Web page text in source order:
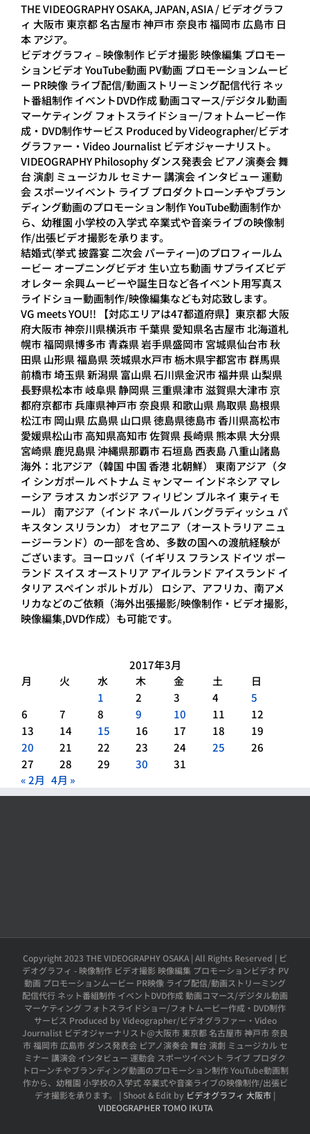
THE VIDEOGRAPHY OSAKA, JAPAN, ASIA / ビデオグラフ
ィ 大阪市 東京都 名古屋市 神戸市 奈良市 福岡市 広島市 日
本 アジア。
ビデオグラフィ – 映像制作 ビデオ撮影 映像編集 プロモー
ションビデオ YouTube動画 PV動画 プロモーションムービ
ー PR映像 ライブ配信/動画ストリーミング配信代行 ネッ
ト番組制作 イベントDVD作成 動画コマース/デジタル動画
マーケティング フォトスライドショー/フォトムービー作
成・DVD制作サービス Produced by Videographer/ビデオ
グラファー・Video Journalist ビデオジャーナリスト。
VIDEOGRAPHY Philosophy ダンス発表会 ピアノ演奏会 舞
台 演劇 ミュージカル セミナー 講演会 インタビュー 運動
会 スポーツイベント ライブ プロダクトローンチやブラン
ディング動画のプロモーション制作 YouTube動画制作か
ら、幼稚園 小学校の入学式 卒業式や音楽ライブの映像制
作/出張ビデオ撮影を承ります。
結婚式(挙式 披露宴 二次会 パーティー)のプロフィールム
ービー オープニングビデオ 生い立ち動画 サプライズビデ
オレター 余興ムービーや誕生日など各イベント用写真ス
ライドショー動画制作/映像編集なども対応致します。
VG meets YOU!! 【対応エリアは47都道府県】東京都 大阪
府大阪市 神奈川県横浜市 千葉県 愛知県名古屋市 北海道札
幌市 福岡県博多市 青森県 岩手県盛岡市 宮城県仙台市 秋
田県 山形県 福島県 茨城県水戸市 栃木県宇都宮市 群馬県
前橋市 埼玉県 新潟県 富山県 石川県金沢市 福井県 山梨県
長野県松本市 岐阜県 静岡県 三重県津市 滋賀県大津市 京
都府京都市 兵庫県神戸市 奈良県 和歌山県 鳥取県 島根県
松江市 岡山県 広島県 山口県 徳島県徳島市 香川県高松市
愛媛県松山市 高知県高知市 佐賀県 長崎県 熊本県 大分県
宮崎県 鹿児島県 沖縄県那覇市 石垣島 西表島 八重山諸島
海外：北アジア（韓国 中国 香港 北朝鮮） 東南アジア（タ
イ シンガポール ベトナム ミャンマー インドネシア マレ
ーシア ラオス カンボジア フィリピン ブルネイ 東ティモ
ール） 南アジア（インド ネパール バングラディッシュ パ
キスタン スリランカ） オセアニア（オーストラリア ニュ
ージーランド）の一部を含め、多数の国への渡航経験が
ございます。ヨーロッパ（イギリス フランス ドイツ ポー
ランド スイス オーストリア アイルランド アイスランド イ
タリア スペイン ポルトガル） ロシア、アフリカ、南アメ
リカなどのご依頼（海外出張撮影/映像制作・ビデオ撮影,
映像編集,DVD作成）も可能です。
2017年3月
月
火 水 木 金 土
日
1
2 3 4
5
6
7 8 9 10 11
12
13
14 15 16 17 18
19
20
21 22 23 24 25
26
27
28 29 30
31
« 2月 4月 »
Copyright 2023 THE VIDEOGRAPHY OSAKA | All Rights Reserved | ビ
デオグラフィ - 映像制作 ビデオ撮影 映像編集 プロモーションビデオ PV
動画 プロモーションムービー PR映像 ライブ配信/動画ストリーミング
配信代行 ネット番組制作 イベントDVD作成 動画コマース/デジタル動画
マーケティング フォトスライドショー/フォトムービー作成・DVD制作
サービス Produced by Videographer/ビデオグラファー・Video
Journalist ビデオジャーナリスト@大阪市 東京都 名古屋市 神戸市 奈良
市 福岡市 広島市 ダンス発表会 ピアノ演奏会 舞台 演劇 ミュージカル セ
ミナー 講演会 インタビュー 運動会 スポーツイベント ライブ プロダク
トローンチやブランディング動画のプロモーション制作 YouTube動画制
作から、幼稚園 小学校の入学式 卒業式や音楽ライブの映像制作/出張ビ
デオ撮影を承ります。 | Shoot & Edit by ビデオグラフィ 大阪市 |
VIDEOGRAPHER TOMO IKUTA